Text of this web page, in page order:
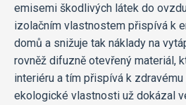
emisemi škodlivých látek do
izolačním vlastnostem přispívá k
domů a snižuje tak náklady na
rovněž difuzně otevřený materiál,
interiéru a tím přispívá k zdravému
ekologické vlastnosti už dokázal